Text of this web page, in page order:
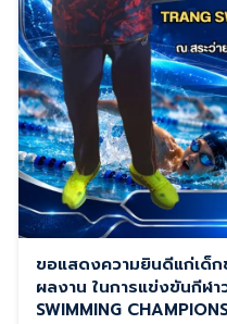
ขอแสดงความยินดีแก่เด็
ผลงาน ในการแข่งขันกีฬา
SWIMMING